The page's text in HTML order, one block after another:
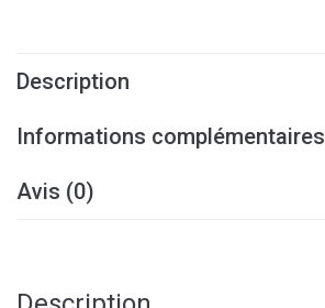
Description
Informations complémentaires
Avis (0)